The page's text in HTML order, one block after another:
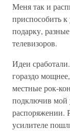
Меня так и
приспособить
подарку,
телевизоров.
Идеи
гораздо
местные рок-
подключив мой
распоряжении.
усилителе